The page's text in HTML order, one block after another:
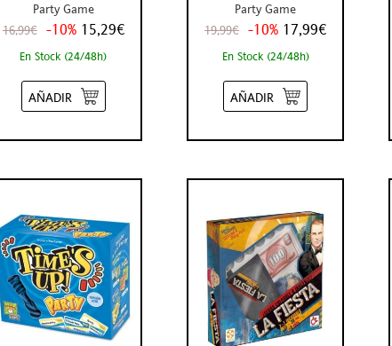
Party Game
16,99€ -10% 15,29€
En Stock (24/48h)
AÑADIR
Party Game
19,99€ -10% 17,99€
En Stock (24/48h)
AÑADIR